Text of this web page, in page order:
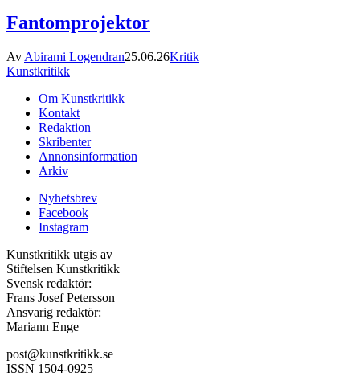
Fantomprojektor
Av Abirami Logendran25.06.26Kritik
Kunstkritikk
Om Kunstkritikk
Kontakt
Redaktion
Skribenter
Annonsinformation
Arkiv
Nyhetsbrev
Facebook
Instagram
Kunstkritikk utgis av
Stiftelsen Kunstkritikk
Svensk redaktör:
Frans Josef Petersson
Ansvarig redaktör:
Mariann Enge
post@kunstkritikk.se
ISSN 1504-0925